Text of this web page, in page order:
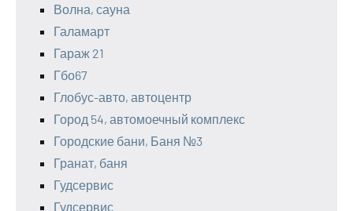
Волна, сауна
Галамарт
Гараж 21
Гбо67
Глобус-авто, автоцентр
Город 54, автомоечный комплекс
Городские бани, Баня №3
Гранат, баня
Гудсервис
Гудсервис